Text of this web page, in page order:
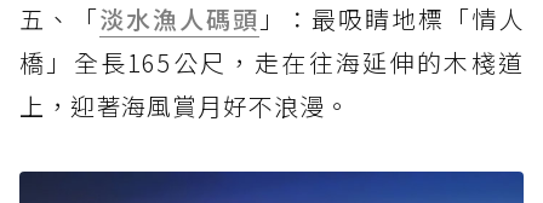
五、「淡水漁人碼頭 」：最吸睛地標「情人
橋」全長165公尺，走在往海延伸的木棧道
上，迎著海風賞月好不浪漫。